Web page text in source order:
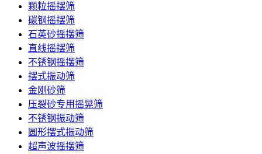
颗粒摇摆筛
碳钢摇摆筛
石英砂摇摆筛
直线摇摆筛
不锈钢摇摆筛
摆式振动筛
金刚砂筛
压裂砂专用摇晃筛
不锈钢振动筛
圆形摆式振动筛
超声波摇摆筛